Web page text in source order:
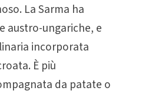
La Sarma ha
austro-ungariche, e
incorporata
È più
da patate o